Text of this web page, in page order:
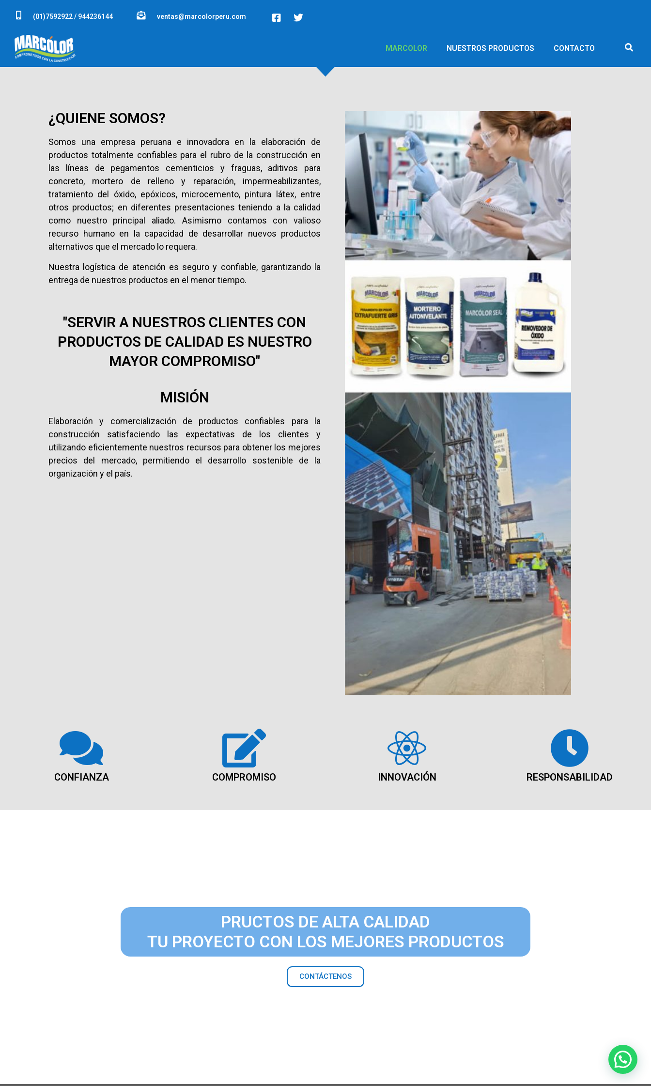
(01)7592922 / 944236144 ventas@marcolorperu.com
MARCOLOR NUESTROS PRODUCTOS CONTACTO
ADITIVOS PARA CONCRETOS
¿QUIENE SOMOS?
Somos una empresa peruana e innovadora en la elaboración de
productos totalmente confiables para el rubro de la construcción en
las líneas de pegamentos cementicios y fraguas, aditivos para
concreto, mortero de relleno y reparación, impermeabilizantes,
tratamiento del óxido, epóxicos, microcemento, pintura látex, entre
otros productos; en diferentes presentaciones teniendo a la calidad
como nuestro principal aliado. Asimismo contamos con valioso
recurso humano en la capacidad de desarrollar nuevos productos
alternativos que el mercado lo requera.
Nuestra logística de atención es seguro y confiable, garantizando la
entrega de nuestros productos en el menor tiempo.
"SERVIR A NUESTROS CLIENTES CON
PRODUCTOS DE CALIDAD ES NUESTRO
MAYOR COMPROMISO"
MISIÓN
Elaboración y comercialización de productos confiables para la
construcción satisfaciendo las expectativas de los clientes y
utilizando eficientemente nuestros recursos para obtener los mejores
precios del mercado, permitiendo el desarrollo sostenible de la
organización y el país.
CONFIANZA COMPROMISO INNOVACIÓN RESPONSABILIDAD
PRUCTOS DE ALTA CALIDAD
TU PROYECTO CON LOS MEJORES PRODUCTOS
CONTÁCTENOS